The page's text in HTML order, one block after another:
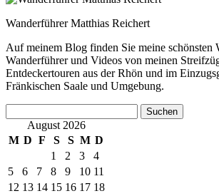
Wanderführer Matthias Reichert
Auf meinem Blog finden Sie meine schönsten
Wanderführer und Videos von meinen
Entdeckertouren aus der Rhön und im
Fränkischen Saale und Umgebung.
nach:August 2026
M D F S S M D
1
2 3
4
5
6 7 8 9 10 11
12 13 14 15 16 17 18